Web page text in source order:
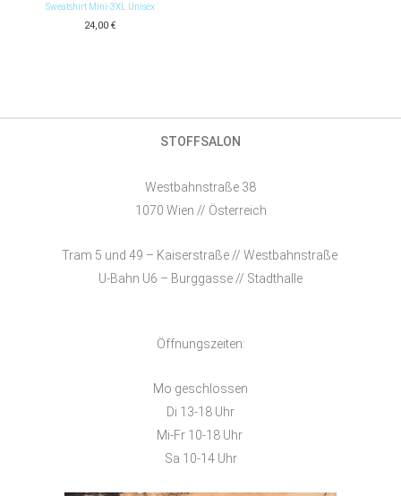
Sweatshirt Mini-3XL Unisex
24,00 €
STOFFSALON
Westbahnstraße 38
1070 Wien // Österreich
Tram 5 und 49 – Kaiserstraße // Westbahnstraße
U-Bahn U6 – Burggasse // Stadthalle
Öffnungszeiten:
Mo geschlossen
Di 13-18 Uhr
Mi-Fr 10-18 Uhr
Sa 10-14 Uhr